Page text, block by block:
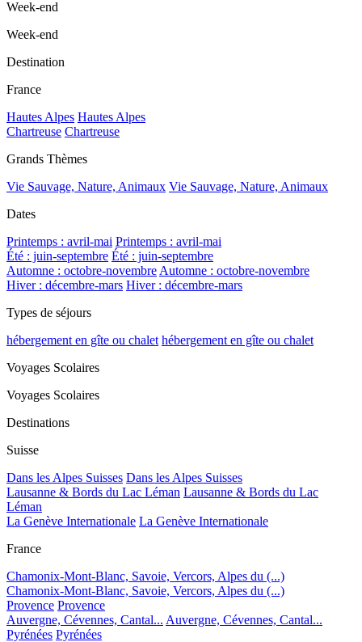
Week-end
Week-end
Destination
France
Hautes Alpes Hautes Alpes
Chartreuse Chartreuse
Grands Thèmes
Vie Sauvage, Nature, Animaux Vie Sauvage, Nature, Animaux
Dates
Printemps : avril-mai Printemps : avril-mai
Été : juin-septembre Été : juin-septembre
Automne : octobre-novembreAutomne : octobre-novembre
Hiver : décembre-mars Hiver : décembre-mars
Types de séjours
hébergement en gîte ou chalet hébergement en gîte ou chalet
Voyages Scolaires
Voyages Scolaires
Destinations
Suisse
Dans les Alpes Suisses Dans les Alpes Suisses
Lausanne & Bords du Lac Léman Lausanne & Bords du Lac
Léman
La Genève Internationale La Genève Internationale
France
Chamonix-Mont-Blanc, Savoie, Vercors, Alpes du (...)
Chamonix-Mont-Blanc, Savoie, Vercors, Alpes du (...)
Provence Provence
Auvergne, Cévennes, Cantal... Auvergne, Cévennes, Cantal...
Pyrénées Pyrénées